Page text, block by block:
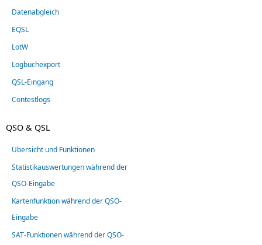
Datenabgleich
EQSL
LotW
Logbuchexport
QSL-Eingang
Contestlogs
QSO & QSL
Übersicht und Funktionen
Statistikauswertungen während der
QSO-Eingabe
Kartenfunktion während der QSO-
Eingabe
SAT-Funktionen während der QSO-